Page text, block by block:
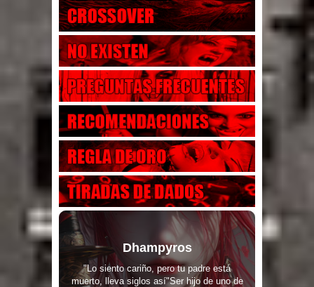
Dhampyros
"Lo siento cariño, pero tu padre está
muerto, lleva siglos así"Ser hijo de uno de